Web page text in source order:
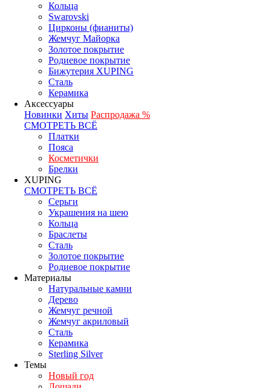
Кольца
Swarovski
Цирконы (фианиты)
Жемчуг Майорка
Золотое покрытие
Родиевое покрытие
Бижутерия XUPING
Сталь
Керамика
Аксессуары
Новинки Хиты Распродажа %
СМОТРЕТЬ ВСЁ
Платки
Пояса
Косметички
Брелки
XUPING
СМОТРЕТЬ ВСЁ
Серьги
Украшения на шею
Кольца
Браслеты
Сталь
Золотое покрытие
Родиевое покрытие
Материалы
Натуральные камни
Дерево
Жемчуг речной
Жемчуг акриловый
Сталь
Керамика
Sterling Silver
Темы
Новый год